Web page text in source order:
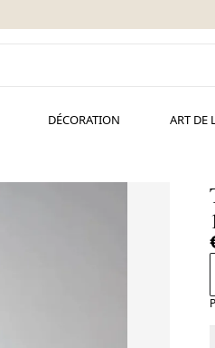
DÉCORATION ART DE